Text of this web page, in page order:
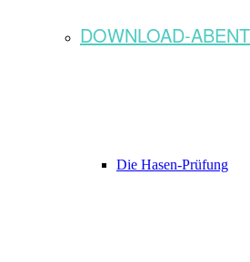
DOWNLOAD-
Die Hasen-Prüfung